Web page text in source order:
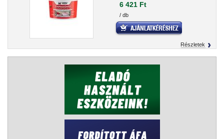
6 421 Ft
/ db
Részletek